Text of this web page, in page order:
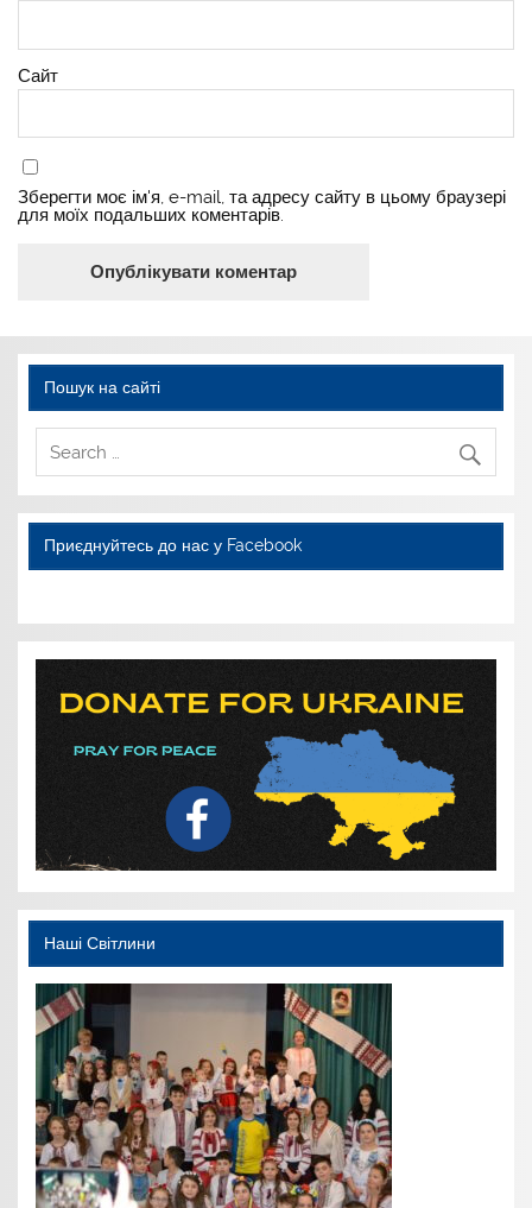
Сайт
Зберегти моє ім'я, e-mail, та адресу сайту в цьому браузері
для моїх подальших коментарів.
Пошук на сайті
Приєднуйтесь до нас у Facebook
WordPress YouTube
Наші Світлини